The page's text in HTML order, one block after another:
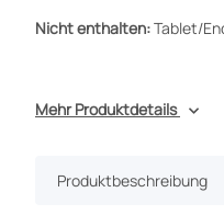
Nicht enthalten:Tablet/
Mehr Produktdetails
Produktbeschreibung